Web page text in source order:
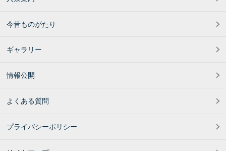
今昔ものがたり
ギャラリー
情報公開
よくある質問
プライバシーポリシー